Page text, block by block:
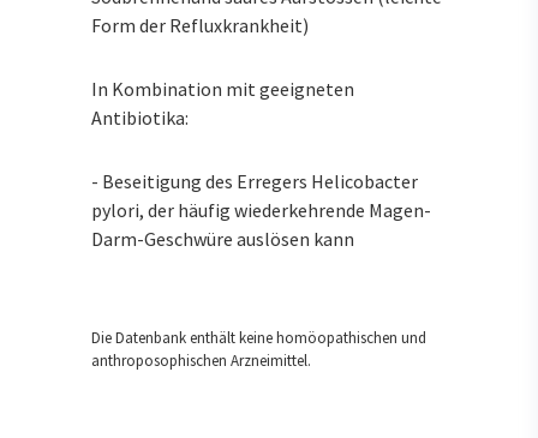
Form der Refluxkrankheit)
In Kombination mit geeigneten
Antibiotika:
- Beseitigung des Erregers Helicobacter
pylori, der häufig wiederkehrende Magen-
Darm-Geschwüre auslösen kann
Die Datenbank enthält keine homöopathischen und
anthroposophischen Arzneimittel.